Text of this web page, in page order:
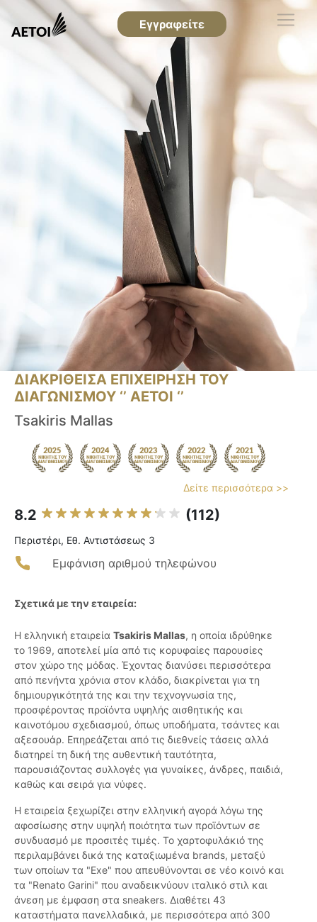
Εγγραφείτε
ΔΙΑΚΡΙΘΕΙΣΑ ΕΠΙΧΕΙΡΗΣΗ ΤΟΥ
ΔΙΑΓΩΝΙΣΜΟΥ ‘’ ΑΕΤΟΙ ‘’
Tsakiris Mallas
Δείτε περισσότερα >>
8.2 (112)
Περιστέρι, Εθ. Αντιστάσεως 3
Εμφάνιση αριθμού τηλεφώνου
Σχετικά με την εταιρεία:
Η ελληνική εταιρεία Tsakiris Mallas, η οποία ιδρύθηκε
το 1969, αποτελεί μία από τις κορυφαίες παρουσίες
στον χώρο της μόδας. Έχοντας διανύσει περισσότερα
από πενήντα χρόνια στον κλάδο, διακρίνεται για τη
δημιουργικότητά της και την τεχνογνωσία της,
προσφέροντας προϊόντα υψηλής αισθητικής και
καινοτόμου σχεδιασμού, όπως υποδήματα, τσάντες και
αξεσουάρ. Επηρεάζεται από τις διεθνείς τάσεις αλλά
διατηρεί τη δική της αυθεντική ταυτότητα,
παρουσιάζοντας συλλογές για γυναίκες, άνδρες, παιδιά,
καθώς και σειρά για νύφες.
Η εταιρεία ξεχωρίζει στην ελληνική αγορά λόγω της
αφοσίωσης στην υψηλή ποιότητα των προϊόντων σε
συνδυασμό με προσιτές τιμές. Το χαρτοφυλάκιό της
περιλαμβάνει δικά της καταξιωμένα brands, μεταξύ
των οποίων τα "Exe" που απευθύνονται σε νέο κοινό και
τα "Renato Garini" που αναδεικνύουν ιταλικό στιλ και
άνεση με έμφαση στα sneakers. Διαθέτει 43
καταστήματα πανελλαδικά, με περισσότερα από 300